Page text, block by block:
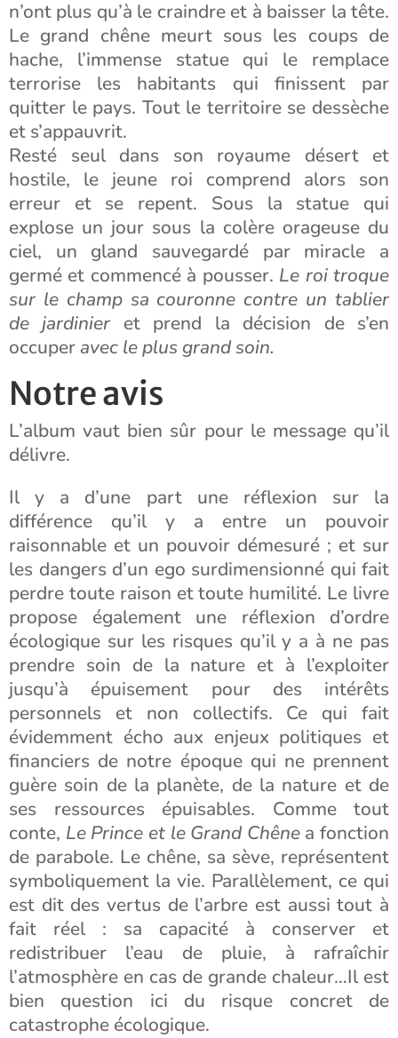
n’ont plus qu’à le craindre et à baisser la tête.
Le grand chêne meurt sous les coups de
hache, l’immense statue qui le remplace
terrorise les habitants qui finissent par
quitter le pays. Tout le territoire se dessèche
et s’appauvrit.
Resté seul dans son royaume désert et
hostile, le jeune roi comprend alors son
erreur et se repent. Sous la statue qui
explose un jour sous la colère orageuse du
ciel, un gland sauvegardé par miracle a
germé et commencé à pousser. Le roi troque
sur le champ sa couronne contre un tablier
de jardinieret prend la décision de s’en
occuperavec le plus grand soin.
Notre avis
L’album vaut bien sûr pour le message qu’il
délivre.
Il y a d’une part une réflexion sur la
différence qu’il y a entre un pouvoir
raisonnable et un pouvoir démesuré ; et sur
les dangers d’un ego surdimensionné qui fait
perdre toute raison et toute humilité. Le livre
propose également une réflexion d’ordre
écologique sur les risques qu’il y a à ne pas
prendre soin de la nature et à l’exploiter
jusqu’à épuisement pour des intérêts
personnels et non collectifs. Ce qui fait
évidemment écho aux enjeux politiques et
financiers de notre époque qui ne prennent
guère soin de la planète, de la nature et de
ses ressources épuisables. Comme tout
conte, Le Prince et le Grand Chênea fonction
de parabole. Le chêne, sa sève, représentent
symboliquement la vie. Parallèlement, ce qui
est dit des vertus de l’arbre est aussi tout à
fait réel : sa capacité à conserver et
redistribuer l’eau de pluie, à rafraîchir
l’atmosphère en cas de grande chaleur…Il est
bien question ici du risque concret de
catastrophe écologique.